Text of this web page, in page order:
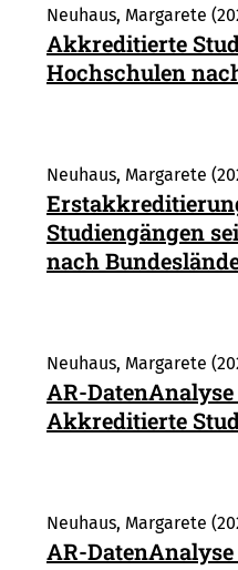
Neuhaus, Margarete
Akkreditierte
Hochschulen
Neuhaus, Margarete
Studiengängen
nach
Neuhaus, Margarete
AR-DatenAnalyse
Akkreditierte
Neuhaus, Margarete
AR-DatenAnalyse